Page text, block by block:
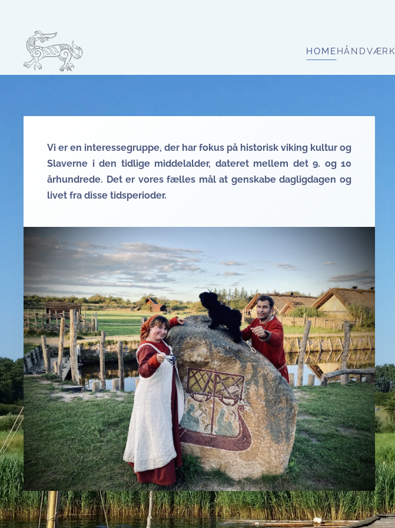
HOMEHÅNDVÆRK
Vi er en interessegruppe, der har fokus på historisk viking kultur og
Slaverne i den tidlige middelalder, dateret mellem det 9. og 10
århundrede. Det er vores fælles mål at genskabe dagligdagen og
livet fra disse tidsperioder.